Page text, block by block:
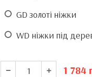
GD золоті ніжки
WD ніжки під
1 784